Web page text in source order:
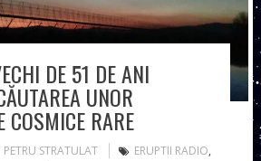
DE 51 DE ANI
UNOR
COSMICE RARE
PETRU STRATULAT ERUPTII RADIO,